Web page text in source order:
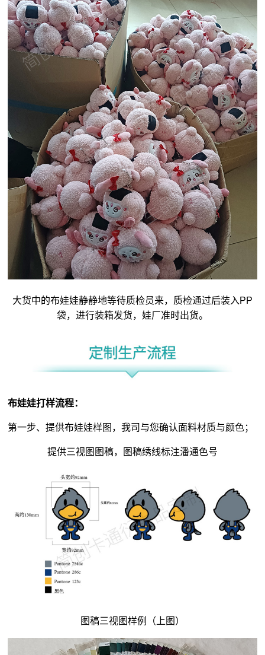
大货中的布娃娃静静地等待质检员来，质检通过后装入PP
袋，进行装箱发货，娃厂准时出货。
布娃娃打样流程：
第一步、提供布娃娃样图，我司与您确认面料材质与颜色；
提供三视图图稿，图稿绣线标注潘通色号
图稿三视图样例（上图）